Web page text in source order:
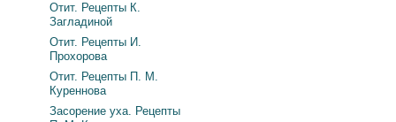
Отит. Рецепты К.
Загладиной
Отит. Рецепты И.
Прохорова
Отит. Рецепты П. М.
Куреннова
Засорение уха. Рецепты